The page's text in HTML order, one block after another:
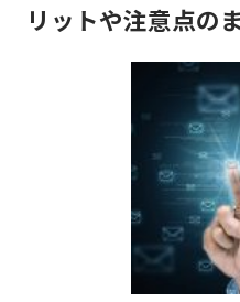
リットや注意点の